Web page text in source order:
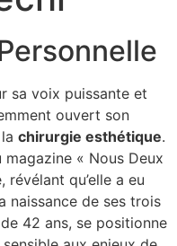
sa voix puissante et
ouvert son
chirurgie esthétique.
« Nous Deux
qu’elle a eu
naissance de ses trois
42 ans, se positionne